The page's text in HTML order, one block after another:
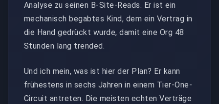
Analyse zu seinen B-Site-Reads. Er ist ein
mechanisch begabtes Kind, dem ein Vertrag in
die Hand gedrückt wurde, damit eine Org 48
Stunden lang trended.
Und ich mein, was ist hier der Plan? Er kann
frühestens in sechs Jahren in einem Tier-One-
Circuit antreten. Die meisten echten Verträge